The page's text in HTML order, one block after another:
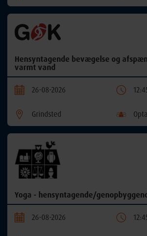
Hensyntagende bevægelse og
varmt vand
26-08-2026
Grindsted
Yoga - hensyntagende/
26-08-2026